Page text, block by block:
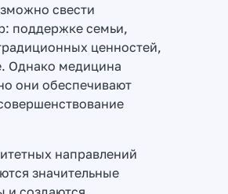
свести
поддержке семьи,
ценностей,
Однако медицина
они обеспечивают
направлений
значительные